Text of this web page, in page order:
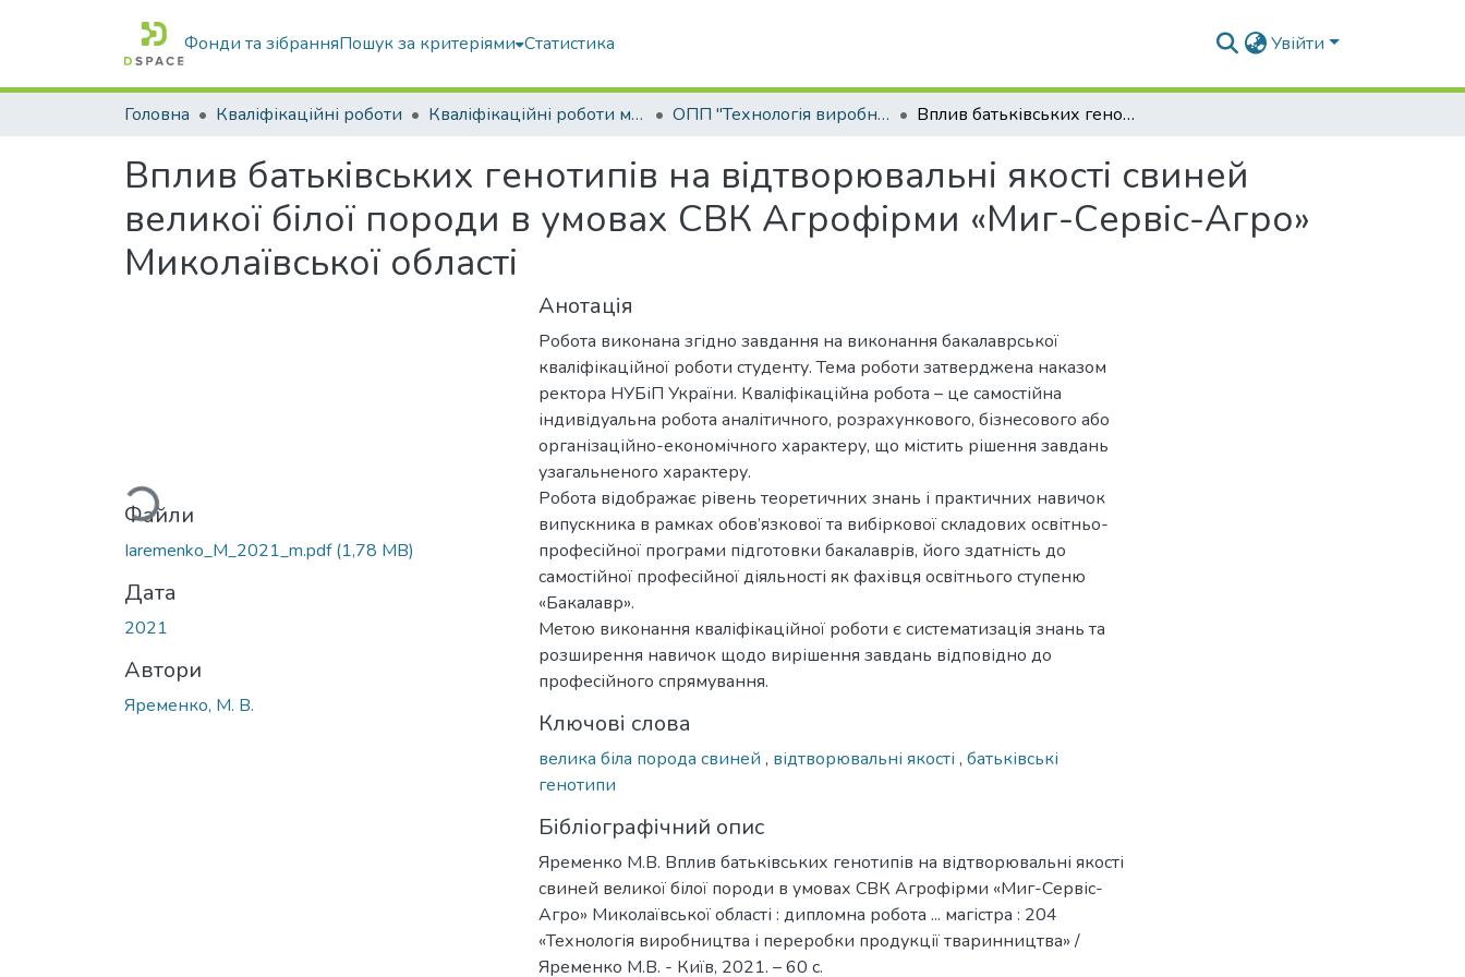
Фонди та зібранняПошук за критеріями Статистика Увійти
Головна Кваліфікаційні роботи Кваліфікаційні роботи магістрів ОПП "Технологія виробництва і переробки продукції тваринництва" Вплив батьківських генотипів на відтворювальні якості свиней великої білої породи в умовах СВК Агрофірми «Миг-Сервіс-Агро» Миколаївської області
Вплив батьківських генотипів на відтворювальні якості свиней
великої білої породи в умовах СВК Агрофірми «Миг-Сервіс-Агро»
Миколаївської області
Вантажиться...
Файли
Iaremenko_M_2021_m.pdf(1,78 MB)
Дата
2021
Автори
Яременко, М. В.
Анотація
Робота виконана згідно завдання на виконання бакалаврської
кваліфікаційної роботи студенту. Тема роботи затверджена наказом
ректора НУБіП України. Кваліфікаційна робота – це самостійна
індивідуальна робота аналітичного, розрахункового, бізнесового або
організаційно-економічного характеру, що містить рішення завдань
узагальненого характеру.
Робота відображає рівень теоретичних знань і практичних навичок
випускника в рамках обов’язкової та вибіркової складових освітньо-
професійної програми підготовки бакалаврів, його здатність до
самостійної професійної діяльності як фахівця освітнього ступеню
«Бакалавр».
Метою виконання кваліфікаційної роботи є систематизація знань та
розширення навичок щодо вирішення завдань відповідно до
професійного спрямування.
Ключові слова
велика біла порода свиней , відтворювальні якості , батьківські
генотипи
Бібліографічний опис
Яременко М.В. Вплив батьківських генотипів на відтворювальні якості
свиней великої білої породи в умовах СВК Агрофірми «Миг-Сервіс-
Агро» Миколаївської області : дипломна робота ... магістра : 204
«Технологія виробництва і переробки продукції тваринництва» /
Яременко М.В. - Київ, 2021. – 60 с.